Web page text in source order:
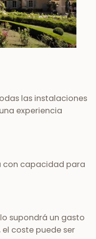
las instalaciones
experiencia
con capacidad para
supondrá un gasto
el coste puede ser